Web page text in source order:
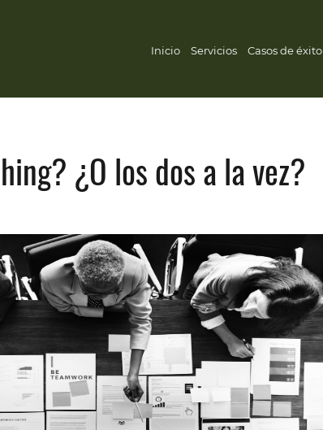
Inicio Servicios Casos de éxito
¿O los dos a la vez?